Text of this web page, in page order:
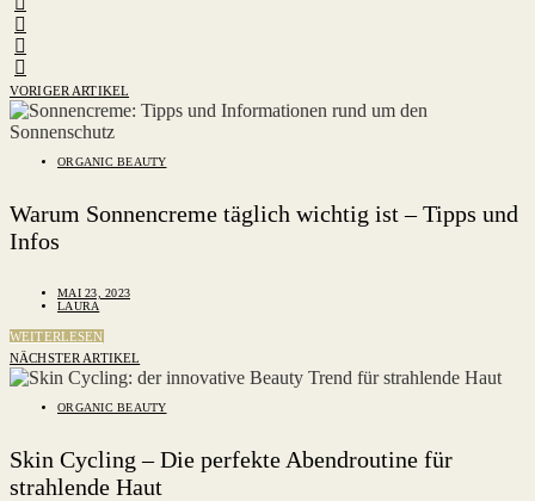
VORIGER ARTIKEL
ORGANIC BEAUTY
Warum Sonnencreme täglich wichtig ist – Tipps und
Infos
MAI 23, 2023
LAURA
WEITERLESEN
NÄCHSTER ARTIKEL
ORGANIC BEAUTY
Skin Cycling – Die perfekte Abendroutine für
strahlende Haut